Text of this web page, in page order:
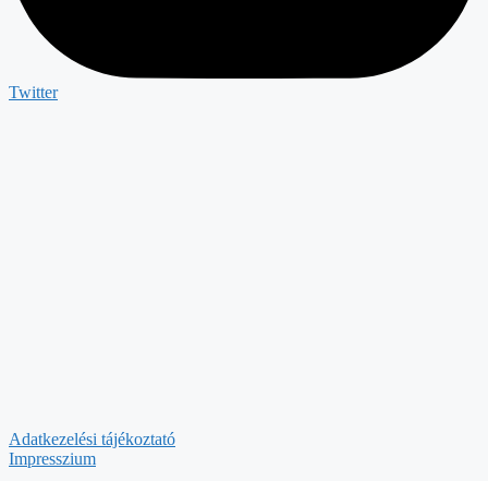
Twitter
Adatkezelési tájékoztató
Impresszium